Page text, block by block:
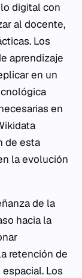
digital con
al docente,
Los
aprendizaje
en un
en
de esta
la evolución
de la
hacia la
retención de
Los